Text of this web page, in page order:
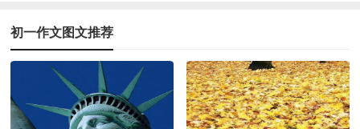
初一作文图文推荐